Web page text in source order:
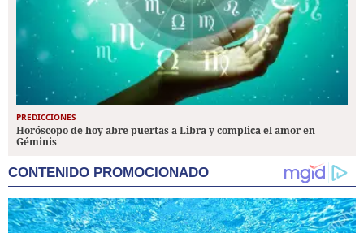
PREDICCIONES
Horóscopo de hoy abre puertas a Libra y complica el amor en
Géminis
CONTENIDO PROMOCIONADO